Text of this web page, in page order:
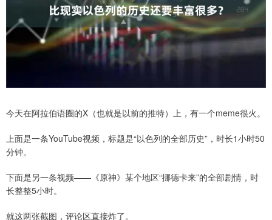
今天在阿拉伯语圈的X（也就是以前的推特）上，有一个meme很火。
上面是一条YouTube视频，标题是“以色列的全部历史”，时长1小时50
分钟。
下面是另一条视频——《原神》某个地区“挪德卡来”的全部剧情，时
长整整5小时。
就这两张截图，评论区直接炸了。